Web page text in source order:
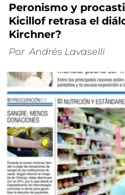
Peronismo y
Kicillof retrasa el
Kirchner?
Por Andrés Lavaselli